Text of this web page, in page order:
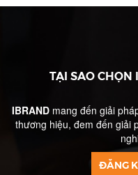
TẠI SAO CHỌN
IBRAND mang đến giải
thương hiệu, đem đến giải
ĐĂNG